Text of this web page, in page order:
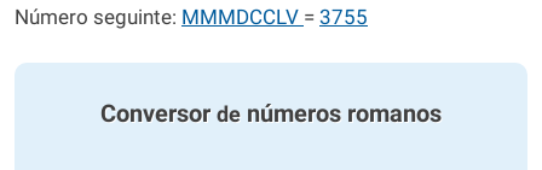
Número seguinte: MMMDCCLV = 3755
Conversor de números romanos